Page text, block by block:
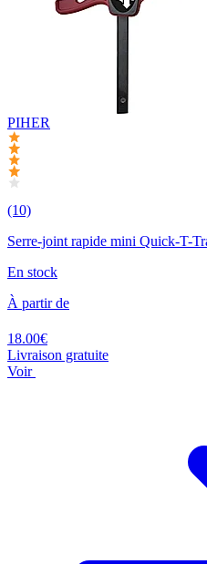
PIHER
(10)
Serre-joint rapide mini Quick-T-
En stock
À partir de
18.00€
Livraison gratuite
Voir